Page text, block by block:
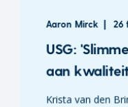
Aaron Mirck 26
USG:
aan
Krista van den